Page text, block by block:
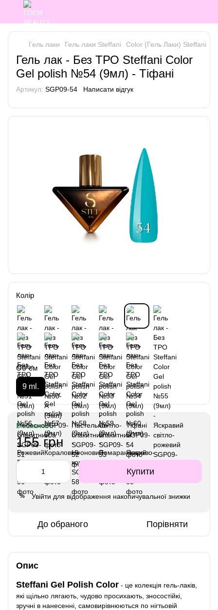
Гель лаки Гель лаки Steffani Color (Гель Лаки) Steffani
Гель лак - Без ТРО Steffani Color
Gel polish №54 (9мл) - Тіфані
Артикул: SGP09-54 Написати відгук
Колір
Об`єм
9 ml.
В наявності
155 грн
Купити
% Увійти для відображення накопичувальної знижки
До обраного Порівняти
Опис
Steffani Gel Polish Color - це колекція гель-лаків,
які щільно лягають, чудово просихають, зносостійкі,
зручні в нанесенні, самовирівнюються по нігтьовій